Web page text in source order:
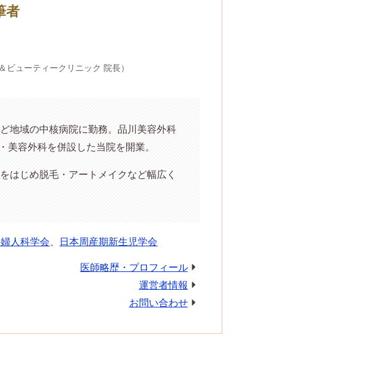
者
ビューティークリニック 院長）
地域の中核病院に勤務。品川美容外科
容外科を併設した当院を開業。
はじめ脱毛・アートメイクなど幅広く
人科学会、 日本周産期新生児学会
医師略歴・プロフィール
運営者情報
お問い合わせ